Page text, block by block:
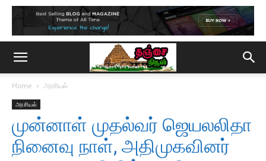
Home அரசியல்
அரசியல்
முன்னாள் முதல்வர் ஜெயலலிதா
நினைவு நாள், அதிமுகவினர்